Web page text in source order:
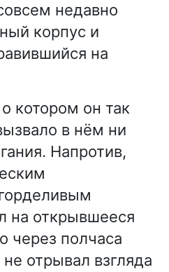
недавно
корпус и
на
котором он так
в нём ни
Напротив,
на открывшееся
через полчаса
отрывал взгляда